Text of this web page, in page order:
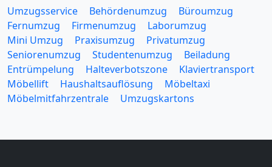
Umzugsservice Behördenumzug
Büroumzug
Fernumzug
Firmenumzug
Laborumzug
Mini Umzug
Praxisumzug
Privatumzug
Seniorenumzug
Studentenumzug
Beiladung
Entrümpelung
Halteverbotszone
Klaviertransport
Möbellift
Haushaltsauflösung
Möbeltaxi
Möbelmitfahrzentrale
Umzugskartons